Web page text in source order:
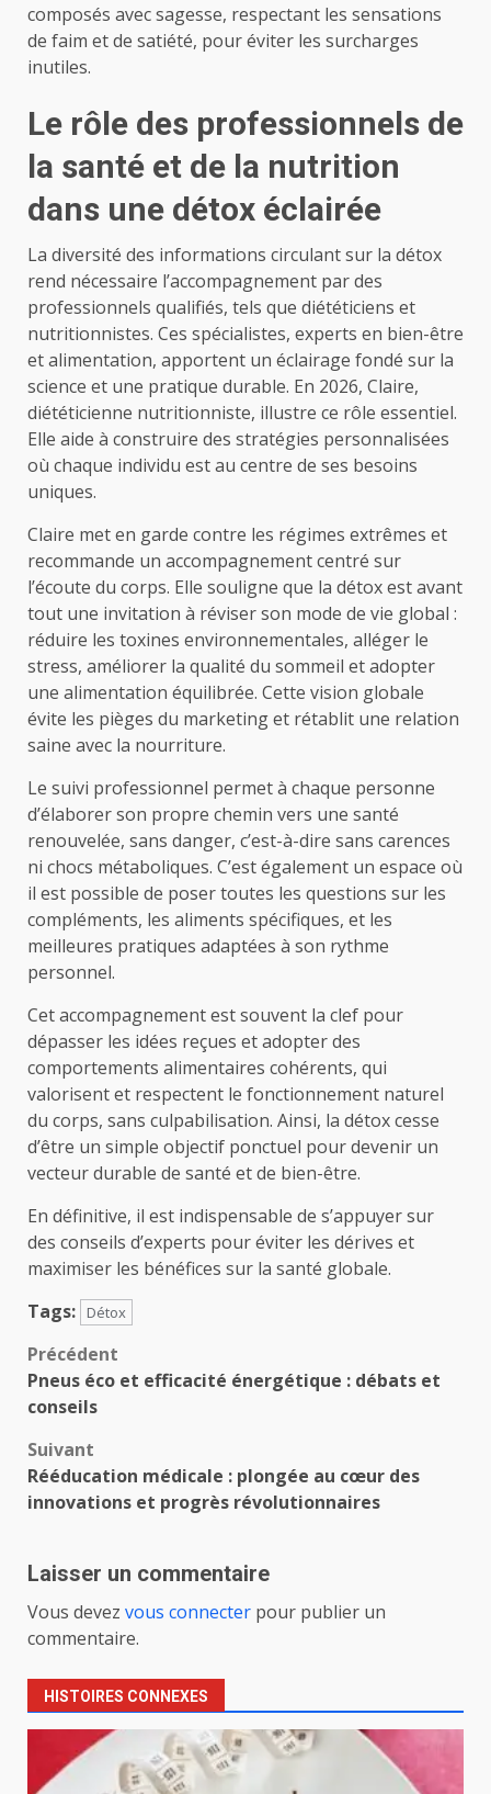
composés avec sagesse, respectant les sensations
de faim et de satiété, pour éviter les surcharges
inutiles.
Le rôle des professionnels de
la santé et de la nutrition
dans une détox éclairée
La diversité des informations circulant sur la détox
rend nécessaire l’accompagnement par des
professionnels qualifiés, tels que diététiciens et
nutritionnistes. Ces spécialistes, experts en bien-être
et alimentation, apportent un éclairage fondé sur la
science et une pratique durable. En 2026, Claire,
diététicienne nutritionniste, illustre ce rôle essentiel.
Elle aide à construire des stratégies personnalisées
où chaque individu est au centre de ses besoins
uniques.
Claire met en garde contre les régimes extrêmes et
recommande un accompagnement centré sur
l’écoute du corps. Elle souligne que la détox est avant
tout une invitation à réviser son mode de vie global :
réduire les toxines environnementales, alléger le
stress, améliorer la qualité du sommeil et adopter
une alimentation équilibrée. Cette vision globale
évite les pièges du marketing et rétablit une relation
saine avec la nourriture.
Le suivi professionnel permet à chaque personne
d’élaborer son propre chemin vers une santé
renouvelée, sans danger, c’est-à-dire sans carences
ni chocs métaboliques. C’est également un espace où
il est possible de poser toutes les questions sur les
compléments, les aliments spécifiques, et les
meilleures pratiques adaptées à son rythme
personnel.
Cet accompagnement est souvent la clef pour
dépasser les idées reçues et adopter des
comportements alimentaires cohérents, qui
valorisent et respectent le fonctionnement naturel
du corps, sans culpabilisation. Ainsi, la détox cesse
d’être un simple objectif ponctuel pour devenir un
vecteur durable de santé et de bien-être.
En définitive, il est indispensable de s’appuyer sur
des conseils d’experts pour éviter les dérives et
maximiser les bénéfices sur la santé globale.
Tags:
Détox
Navigation
d’article
Précédent
Pneus éco et efficacité énergétique : débats et
conseils
Suivant
Rééducation médicale : plongée au cœur des
innovations et progrès révolutionnaires
Laisser un commentaire
Vous devez vous connecter pour publier un
commentaire.
HISTOIRES CONNEXES